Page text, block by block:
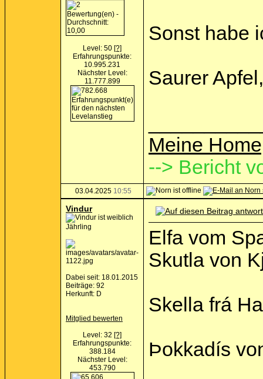
Level: 50 [?]
Erfahrungspunkte:
10.995.231
Nächster Level:
11.777.899
Sonst habe
Saurer
Meine
--> Bericht
03.04.2025 10:55
Vindur
Jährling
Dabei seit: 18.01.2015
Beiträge: 92
Herkunft: D
Mitglied bewerten
Level: 32 [?]
Erfahrungspunkte:
388.184
Nächster Level:
453.790
Elfa vom
Skutla von
Skella frá
Þokkadís